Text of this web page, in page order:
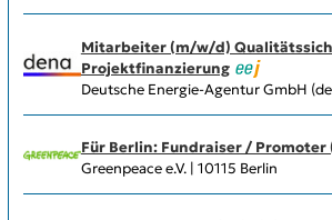
Mitarbeiter (m/w/d)
Projektfinanzierung
Deutsche Energie-Agentur GmbH
Für Berlin: Fundraiser /
Greenpeace e.V. | 10115 Berlin